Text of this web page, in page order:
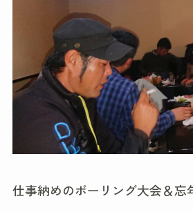
仕事納めのボーリング大会＆忘